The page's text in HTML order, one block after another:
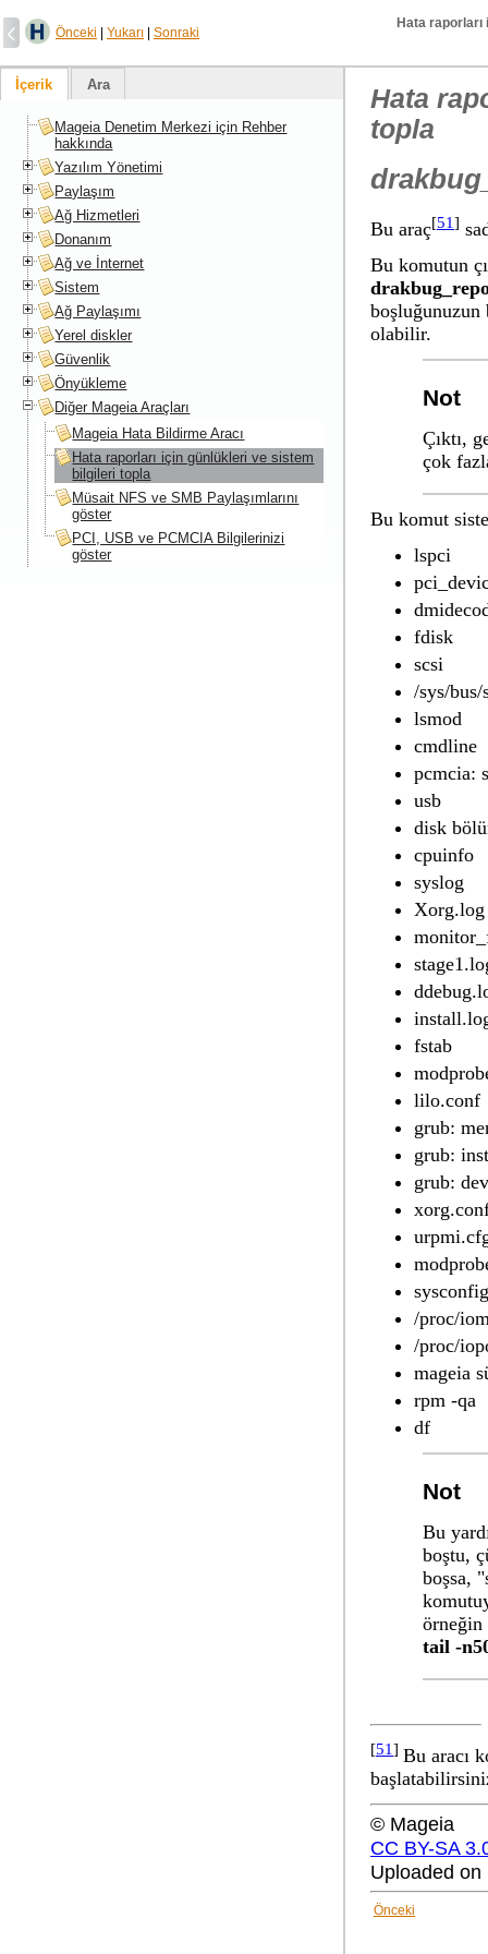
Önceki Yukarı Sonraki
Hata
Hata
topla
Bu araç[51]
Bu komutun
olabilir.
Not
Çıktı,
çok
Bu komut
lspci
fdisk
scsi
/sys/bus/
lsmod
cmdline
pcmcia:
usb
disk
cpuinfo
syslog
Xorg.log
fstab
lilo.conf
grub:
grub:
grub:
/proc/
/proc/
mageia
rpm -qa
df
Not
Bu
boştu,
boşsa,
örneğin
tail -
[51] Bu aracı
© Mageia
CC BY-SA
Uploaded
Önceki
İçerik Ara
Mageia Denetim Merkezi için Rehber
hakkında
Yazılım Yönetimi
Paylaşım
Ağ Hizmetleri
Donanım
Ağ ve İnternet
Sistem
Ağ Paylaşımı
Yerel diskler
Güvenlik
Önyükleme
Diğer Mageia Araçları
Mageia Hata Bildirme Aracı
Hata raporları için günlükleri ve sistem
bilgileri topla
Müsait NFS ve SMB Paylaşımlarını
göster
PCI, USB ve PCMCIA Bilgilerinizi
göster